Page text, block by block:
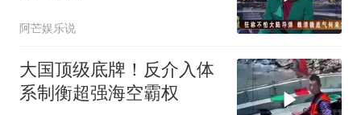
阿芒娱乐说
大国顶级底牌！反介入体
系制衡超强海空霸权